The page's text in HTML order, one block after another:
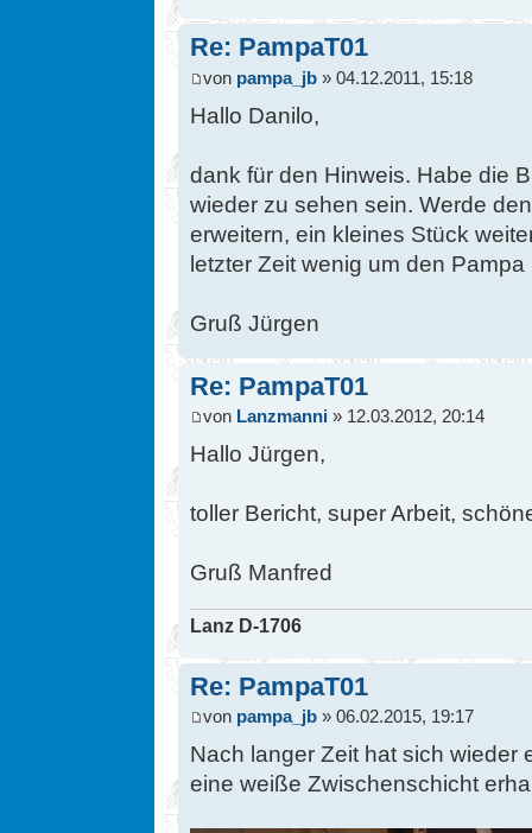
Re: PampaT01
von pampa_jb » 04.12.2011, 15:18
Hallo Danilo,
dank für den Hinweis. Habe die
wieder zu sehen sein. Werde
erweitern, ein kleines Stück
letzter Zeit wenig um den Pampa
Gruß Jürgen
Re: PampaT01
von Lanzmanni » 12.03.2012, 20:14
Hallo Jürgen,
toller Bericht, super Arbeit,
Gruß Manfred
Lanz D-1706
Re: PampaT01
von pampa_jb » 06.02.2015, 19:17
Nach langer Zeit hat sich wieder
eine weiße Zwischenschicht